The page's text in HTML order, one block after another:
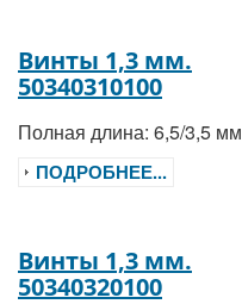
Винты 1,3 мм.
50340310100
Полная длина: 6,5/3,5 мм
ПОДРОБНЕЕ...
Винты 1,3 мм.
50340320100